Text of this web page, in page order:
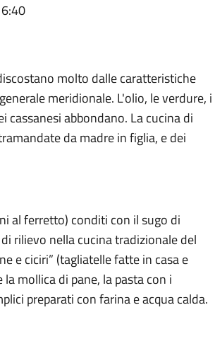
molto dalle caratteristiche
meridionale. L'olio, le verdure, i
cassanesi abbondano. La cucina di
da madre in figlia, e dei
al ferretto) conditi con il sugo di
rilievo nella cucina tradizionale del
e ciciri” (tagliatelle fatte in casa e
mollica di pane, la pasta con i
preparati con farina e acqua calda.